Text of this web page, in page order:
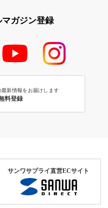
マガジン登録
新情報をお届けします
料登録
サンワサプライ直営ECサイト